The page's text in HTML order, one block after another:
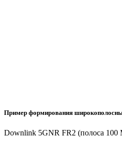
Пример формирования
Downlink 5GNR FR2 (полоса